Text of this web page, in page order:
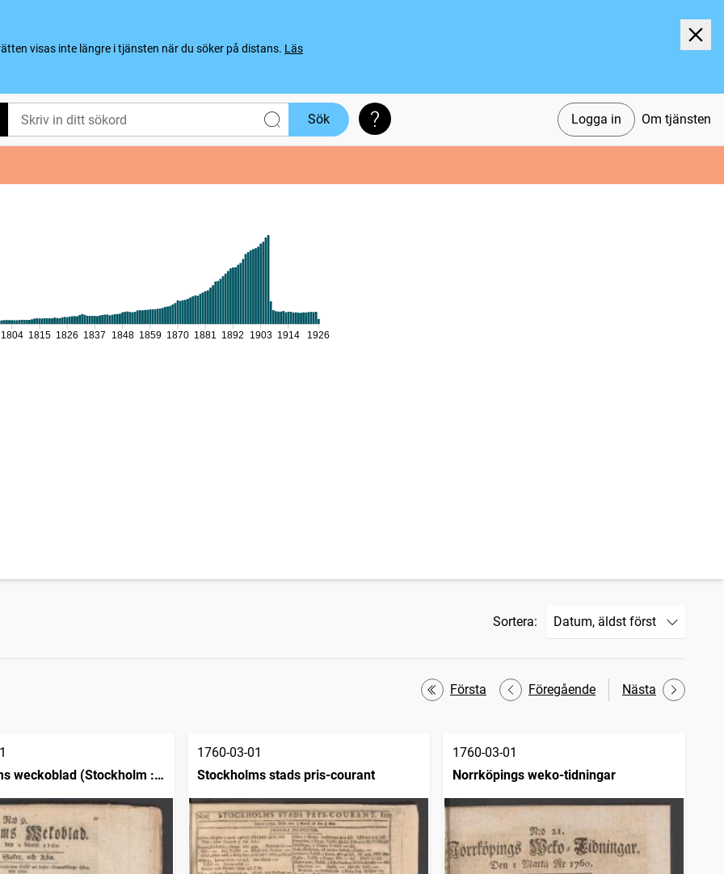
visas inte längre i tjänsten när du söker på distans. Läs
Logga in Om tjänsten
Sök Söktips
1804 1815 1826 1837 1848 1859 1870 1881 1892 1903 1914 1926
Sortera:
Första Föregående Nästa
weckoblad (Stockholm :
1760-03-01
Stockholms stads pris-courant
1760-03-01
Norrköpings weko-tidningar